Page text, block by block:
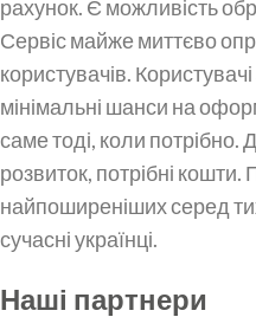
рахунок. Є можливість
Сервіс майже миттєво
користувачів.
мінімальні шанси на
саме тоді, коли потрібно.
розвиток, потрібні
найпоширеніших серед
сучасні українці.
Наші партнери